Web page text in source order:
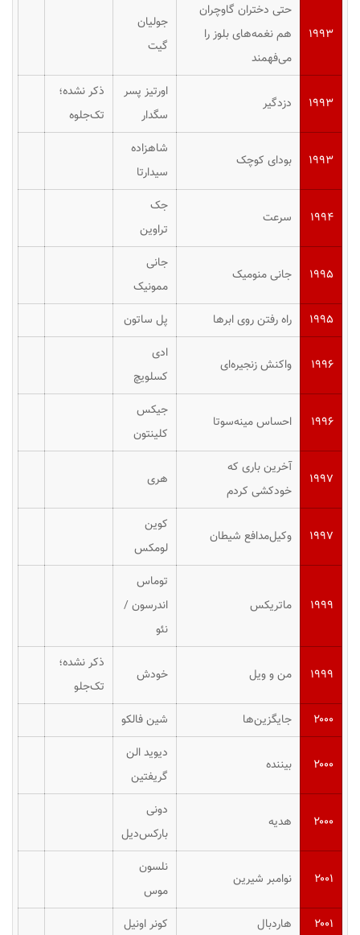
۱۹۹۳
حتی دختران گاوچران
هم نغمه‌های بلوز را
می‌فهمند
جولیان
گیت
۱۹۹۳ دزدگیر
اورتیز پسر
سگدار
ذکر نشده؛
تک‌جلوه
۱۹۹۳ بودای کوچک
شاهزاده
سیدارتا
۱۹۹۴ سرعت
جک
تراوین
۱۹۹۵ جانی منومیک
جانی
ممونیک
۱۹۹۵
راه رفتن روی ابرها پل ساتون
۱۹۹۶ واکنش زنجیره‌ای
ادی
کسلویچ
۱۹۹۶ احساس مینه‌سوتا
جیکس
کلینتون
۱۹۹۷
آخرین باری که
خودکشی کردم
هری
۱۹۹۷ وکیل‌مدافع شیطان
کوین
لومکس
۱۹۹۹ ماتریکس
توماس
اندرسون /
نئو
۱۹۹۹ من و ویل خودش
ذکر نشده؛
تک‌جلو
۲۰۰۰
جایگزین‌ها شین فالکو
۲۰۰۰ بیننده
دیوید الن
گریفتین
۲۰۰۰ هدیه
دونی
بارکس‌دیل
۲۰۰۱ نوامبر شیرین
نلسون
موس
۲۰۰۱
هاردبال کونر اونیل